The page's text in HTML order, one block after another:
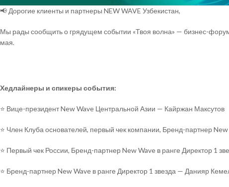
📢 Дорогие клиенты и партнеры NEW WAVE Узбекистан,
Мы рады сообщить о грядущем событии «Твоя волна» — бизнес-
мая.
Хедлайнеры и спикеры события:
⭐️ Вице-президент New Wave Центральной Азии — Кайржан Максутов
⭐️ Член Клуба основателей, первый чек компании, Бренд-партнер
⭐️ Первый чек России, Бренд-партнер New Wave в ранге Директор 1
⭐️ Бренд-партнер New Wave в ранге Директор 1 звезда — Данияр